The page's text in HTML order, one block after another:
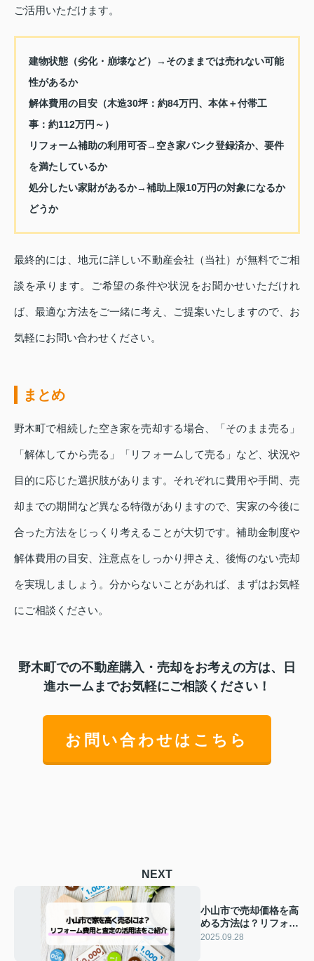
ご活用いただけます。
建物状態（劣化・崩壊など）→そのままでは売れない可能
性があるか
解体費用の目安（木造30坪：約84万円、本体＋付帯工
事：約112万円～）
リフォーム補助の利用可否→空き家バンク登録済か、要件
を満たしているか
処分したい家財があるか→補助上限10万円の対象になるか
どうか
最終的には、地元に詳しい不動産会社（当社）が無料でご相
談を承ります。ご希望の条件や状況をお聞かせいただけれ
ば、最適な方法をご一緒に考え、ご提案いたしますので、お
気軽にお問い合わせください。
まとめ
野木町で相続した空き家を売却する場合、「そのまま売る」
「解体してから売る」「リフォームして売る」など、状況や
目的に応じた選択肢があります。それぞれに費用や手間、売
却までの期間など異なる特徴がありますので、実家の今後に
合った方法をじっくり考えることが大切です。補助金制度や
解体費用の目安、注意点をしっかり押さえ、後悔のない売却
を実現しましょう。分からないことがあれば、まずはお気軽
にご相談ください。
野木町での不動産購入・売却をお考えの方は、日
進ホームまでお気軽にご相談ください！
お問い合わせはこちら
NEXT
小山市で売却価格を高
める方法は？リフォー
ム費用や査定の効果的
2025.09.28